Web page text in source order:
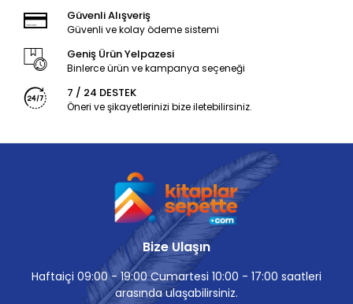
Güvenli Alışveriş
Güvenli ve kolay ödeme sistemi
Geniş Ürün Yelpazesi
Binlerce ürün ve kampanya seçeneği
7 / 24 DESTEK
Öneri ve şikayetlerinizi bize iletebilirsiniz.
Bize Ulaşın
Haftaiçi 09:00 - 19:00 Cumartesi 10:00 - 17:00 saatleri
arasında ulaşabilirsiniz.